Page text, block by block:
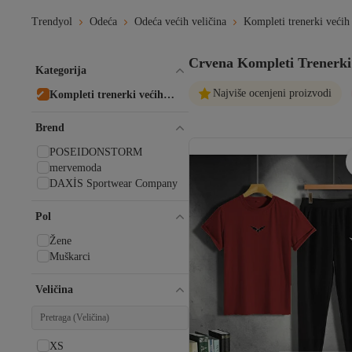
Trendyol Odeća Odeća većih veličina Kompleti trenerki
Crvena Kompleti
Najviše ocenjeni proizvodi
Kategorija
Kompleti trenerki većih
Brend
POSEIDONSTORM
mervemoda
DAXİS Sportwear Company
Pol
Žene
Muškarci
Veličina
XS